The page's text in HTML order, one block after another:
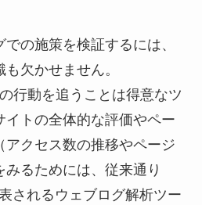
の施策を検証するには、
欠かせません。
行動を追うことは得意なツ
イトの全体的な評価やペー
アクセス数の推移やページ
るためには、従来通り
されるウェブログ解析ツー